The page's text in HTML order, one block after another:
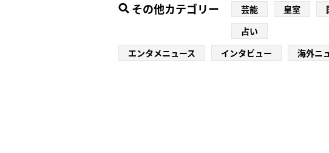
その他カテゴリー 芸能 皇室
占い
エンタメニュース
インタビュー 海外ニ